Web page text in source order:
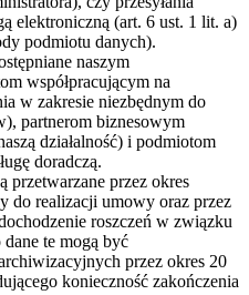
elektroniczną (art. 6 ust. 1 lit. a)
podmiotu danych).
naszym
współpracującym na
w zakresie niezbędnym do
partnerom biznesowym
działalność) i podmiotom
doradczą.
przetwarzane przez okres
do realizacji umowy oraz przez
roszczeń w związku
te mogą być
przez okres 20
konieczność zakończenia